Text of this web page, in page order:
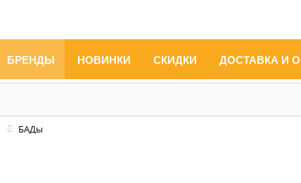
БРЕНДЫ НОВИНКИ СКИДКИ ДОСТАВКА И
БАДы